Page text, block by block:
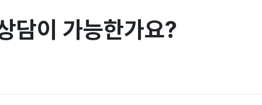
담이 가능한가요?